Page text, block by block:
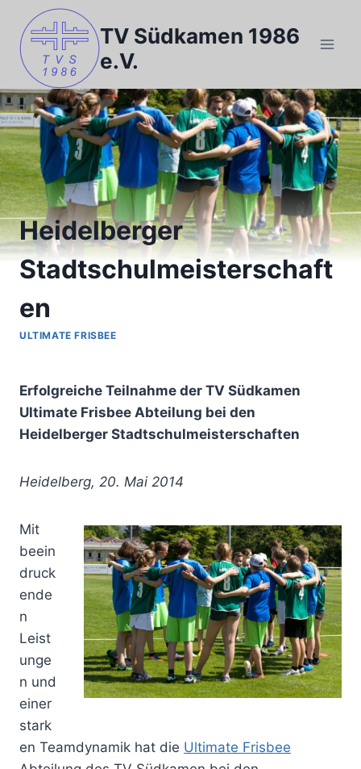
Inhalt
springen
TV Südkamen 1986
e.V.
Heidelberger
Stadtschulmeisterschaft
en
ULTIMATE FRISBEE
Erfolgreiche Teilnahme der TV Südkamen
Ultimate Frisbee Abteilung bei den
Heidelberger Stadtschulmeisterschaften
Heidelberg, 20. Mai 2014
Mit
beein
druck
ende
n
Leist
unge
n und
einer
stark
en Teamdynamik hat die Ultimate Frisbee